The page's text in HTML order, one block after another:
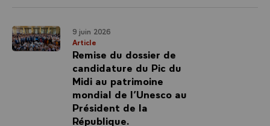
9 juin 2026
Article
Remise du dossier de
candidature du Pic du
Midi au patrimoine
mondial de l’Unesco au
Président de la
République.